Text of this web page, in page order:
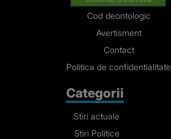
Cod deontologic
Avertisment
Contact
Politica de confidentialitate
Categorii
Stiri actuale
Stiri Politice